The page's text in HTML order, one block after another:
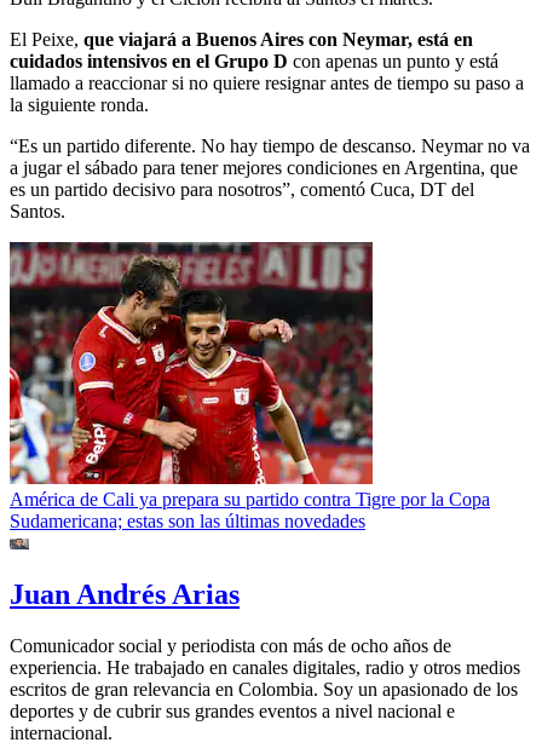
El Peixe, que viajará a Buenos Aires con Neymar, está en
cuidados intensivos en el Grupo D con apenas un punto y está
llamado a reaccionar si no quiere resignar antes de tiempo su paso a
la siguiente ronda.
“Es un partido diferente. No hay tiempo de descanso. Neymar no va
a jugar el sábado para tener mejores condiciones en Argentina, que
es un partido decisivo para nosotros”, comentó Cuca, DT del
Santos.
América de Cali ya prepara su partido contra Tigre por la Copa
Sudamericana; estas son las últimas novedades
Juan Andrés Arias
Comunicador social y periodista con más de ocho años de
experiencia. He trabajado en canales digitales, radio y otros medios
escritos de gran relevancia en Colombia. Soy un apasionado de los
deportes y de cubrir sus grandes eventos a nivel nacional e
internacional.